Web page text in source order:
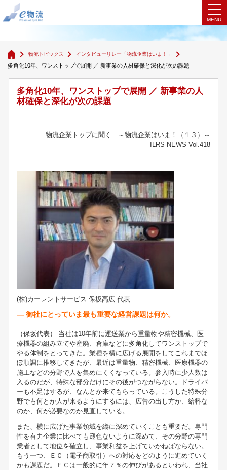
インタビューリレー「物流企業はいま！」
物流トピックス インタビューリレー「物流企業はいま！」
多角化10年、ワンストップで展開 ／ 新事業の人材確保と深化が次の課題
多角化10年、ワンストップで展開 ／ 新事業の人
材確保と深化が次の課題
物流企業トップに聞く ～物流企業はいま！（１３）～
ILRS-NEWS Vol.418
(株)カーレントサービス 保坂高広 代表
― 御社にとっていま最も重要な経営課題は何か。
（保坂代表） 当社は10年前に運送業から重量物や精密機械、医
療機器の組み立てや産廃、倉庫などに多角化してワンストップで
やる体制をとってきた。業種を横に広げる展開をしてこれまでほ
ぼ順調に推移してきたが、最近は重量物、精密機械、医療機器の
施工などの分野で人を集めにくくなっている。参入時に少人数は
入るのだが、特殊な部分だけにその後がつながらない。ドライバ
ーも不足はするが、なんとか来てもらっている。こうした特殊分
野でも何とか人が来るようにするには、広告の出し方か、給料な
のか、何が必要なのか見直している。
また、横に広げた事業領域を縦に深めていくことも重要だ。専門
性を有力企業に比べても遜色ないように深めて、その分野の専門
業者として地位を確立し、事業利益を上げていかねばならない。
もう一つ、ＥＣ（電子商取引）への対応をどのように進めていく
かも課題だ。ＥＣは一般的に年７％の伸びがあるといわれ、当社